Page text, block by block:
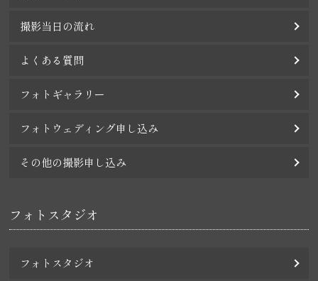
撮影当日の流れ
よくある質問
フォトギャラリー
フォトウェディング申し込み
その他の撮影申し込み
フォトスタジオ
フォトスタジオ